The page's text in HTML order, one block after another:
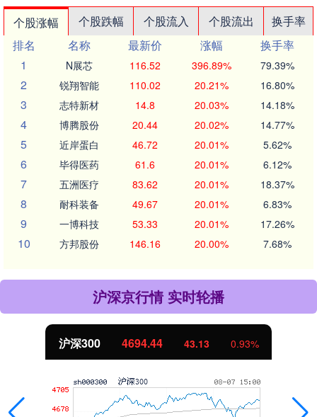
个股涨幅 个股跌幅 个股流入 个股流出
换手率
排名
名称 最新价 涨幅
换手率
1
N展芯 116.52 396.89% 79.39%
2 锐翔智能 110.02 20.21% 16.80%
3 志特新材 14.8 20.03% 14.18%
4 博腾股份 20.44 20.02% 14.77%
5 近岸蛋白 46.72 20.01% 5.62%
6 毕得医药 61.6 20.01% 6.12%
7 五洲医疗 83.62 20.01% 18.37%
8 耐科装备 49.67 20.01% 6.83%
9 一博科技 53.33 20.01% 17.26%
10 方邦股份 146.16 20.00% 7.68%
沪深京行情 实时轮播
北证50 1134.24 11.37 1.01%